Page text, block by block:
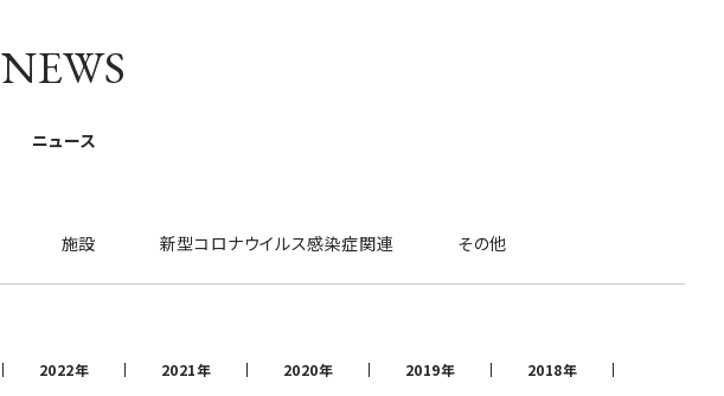
NEWS
ニュース
施設 新型コロナウイルス感染症関連 その他
2022年 2021年 2020年 2019年
2018年